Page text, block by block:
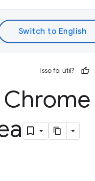
Isso foi útil?